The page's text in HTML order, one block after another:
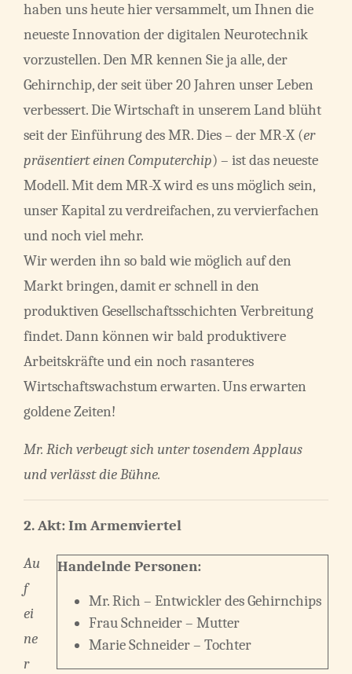
haben uns heute hier versammelt, um Ihnen die
neueste Innovation der digitalen Neurotechnik
vorzustellen. Den MR kennen Sie ja alle, der
Gehirnchip, der seit über 20 Jahren unser Leben
verbessert. Die Wirtschaft in unserem Land blüht
seit der Einführung des MR. Dies – der MR-X (er
präsentiert einen Computerchip) – ist das neueste
Modell. Mit dem MR-X wird es uns möglich sein,
unser Kapital zu verdreifachen, zu vervierfachen
und noch viel mehr.
Wir werden ihn so bald wie möglich auf den
Markt bringen, damit er schnell in den
produktiven Gesellschaftsschichten Verbreitung
findet. Dann können wir bald produktivere
Arbeitskräfte und ein noch rasanteres
Wirtschaftswachstum erwarten. Uns erwarten
goldene Zeiten!
Mr. Rich verbeugt sich unter tosendem Applaus
und verlässt die Bühne.
2. Akt: Im Armenviertel
Handelnde Personen:
Mr. Rich – Entwickler des Gehirnchips
Frau Schneider – Mutter
Marie Schneider – Tochter
Au
f
ei
ne
r